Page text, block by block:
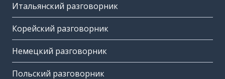
Итальянский разговорник
Корейский разговорник
Немецкий разговорник
Польский разговорник